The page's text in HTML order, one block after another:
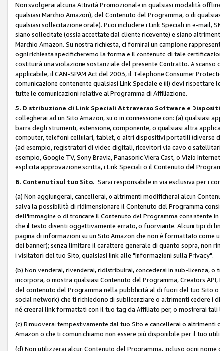
Non svolgerai alcuna Attività Promozionale in qualsiasi modalità
qualsiasi Marchio Amazon), del Contenuto del Programma, o di
qualsiasi sollecitazione orale). Puoi includere i Link Speciali in e-mail,
siano sollecitate (ossia accettate dal cliente ricevente) e siano
Marchio Amazon. Su nostra richiesta, ci fornirai un campione
ogni richiesta specificheremo la forma e il contenuto di tale
costituirà una violazione sostanziale del presente Contratto. A
applicabile, il CAN-SPAM Act del 2003, il Telephone Consumer
comunicazione contenente qualsiasi Link Speciale e (ii) devi
tutte le comunicazioni relative al Programma di Affiliazione.
5. Distribuzione di Link Speciali Attraverso Software e
collegherai ad un Sito Amazon, su o in connessione con: (a)
barra degli strumenti, estensione, componente, o qualsiasi altra
computer, telefoni cellulari, tablet, o altri dispositivi portatili (diverse
(ad esempio, registratori di video digitali, ricevitori via cavo o
esempio, Google TV, Sony Bravia, Panasonic Viera Cast, o Vizio
esplicita approvazione scritta, i Link Speciali o il Contenuto del
6. Contenuti sul tuo Sito. Sarai responsabile in via esclusiva per i
(a) Non aggiungerai, cancellerai, o altrimenti modificherai alcun
salva la possibilità di ridimensionare il Contenuto del Programma
dell'immagine o di troncare il Contenuto del Programma consistente
che il testo diventi oggettivamente errato, o fuorviante. Alcuni tipi di
pagina di informazioni su un Sito Amazon che non è formattato
dei banner); senza limitare il carattere generale di quanto sopra, non
i visitatori del tuo Sito, qualsiasi link alle "Informazioni sulla Privacy".
(b) Non venderai, rivenderai, ridistribuirai, concederai in sub-licenza,
incorpora, o mostra qualsiasi Contenuto del Programma, Creators
del contenuto del Programma nella pubblicità al di fuori del tuo Sito
social network) che ti richiedono di sublicenziare o altrimenti cedere i
né creerai link formattati con il tuo tag da Affiliato per, o mostrerai tali
(c) Rimuoverai tempestivamente dal tuo Sito e cancellerai o
Amazon o che ti comunichiamo non essere più disponibile per il tuo
(d) Non utilizzerai alcun Contenuto del Programma, incluso ogni